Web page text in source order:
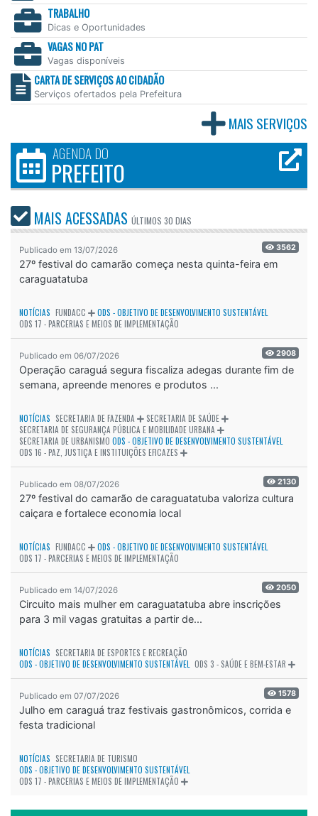
TRABALHO
Dicas e Oportunidades
VAGAS NO PAT
Vagas disponíveis
CARTA DE SERVIÇOS AO CIDADÃO
Serviços ofertados pela Prefeitura
MAIS SERVIÇOS
AGENDA DO
PREFEITO
MAIS ACESSADAS ÚLTIMOS 30 DIAS
Publicado em 13/07/2026 3562
27º festival do camarão começa nesta quinta-feira em
caraguatatuba
NOTÍCIAS FUNDACC
ODS - OBJETIVO DE DESENVOLVIMENTO SUSTENTÁVEL
ODS 17 - PARCERIAS E MEIOS DE IMPLEMENTAÇÃO
Publicado em 06/07/2026 2908
Operação caraguá segura fiscaliza adegas durante fim de
semana, apreende menores e produtos ...
NOTÍCIAS SECRETARIA DE FAZENDA
SECRETARIA DE SAÚDE
SECRETARIA DE SEGURANÇA PÚBLICA E MOBILIDADE URBANA
SECRETARIA DE URBANISMO ODS - OBJETIVO DE DESENVOLVIMENTO SUSTENTÁVEL
ODS 16 - PAZ, JUSTIÇA E INSTITUIÇÕES EFICAZES
Publicado em 08/07/2026 2130
27º festival do camarão de caraguatatuba valoriza cultura
caiçara e fortalece economia local
NOTÍCIAS FUNDACC
ODS - OBJETIVO DE DESENVOLVIMENTO SUSTENTÁVEL
ODS 17 - PARCERIAS E MEIOS DE IMPLEMENTAÇÃO
Publicado em 14/07/2026 2050
Circuito mais mulher em caraguatatuba abre inscrições
para 3 mil vagas gratuitas a partir de...
NOTÍCIAS SECRETARIA DE ESPORTES E RECREAÇÃO
ODS - OBJETIVO DE DESENVOLVIMENTO SUSTENTÁVEL ODS 3 - SAÚDE E BEM-ESTAR
Publicado em 07/07/2026 1578
Julho em caraguá traz festivais gastronômicos, corrida e
festa tradicional
NOTÍCIAS SECRETARIA DE TURISMO
ODS - OBJETIVO DE DESENVOLVIMENTO SUSTENTÁVEL
ODS 17 - PARCERIAS E MEIOS DE IMPLEMENTAÇÃO